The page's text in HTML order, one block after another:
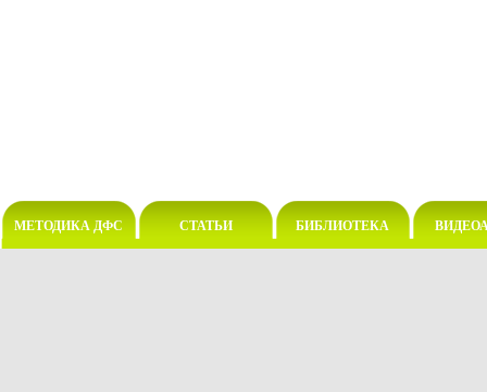
МЕТОДИКА ДФС СТАТЬИ БИБЛИОТЕКА